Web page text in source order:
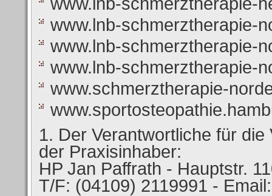
www.lnb-schmerztherapie-
www.lnb-schmerztherapie-
www.lnb-schmerztherapie-
www.schmerztherapie-
Der Verantwortliche für
der Praxisinhaber:
HP Jan Paffrath - Hauptstr.
T/F: (04109) 2119991 -